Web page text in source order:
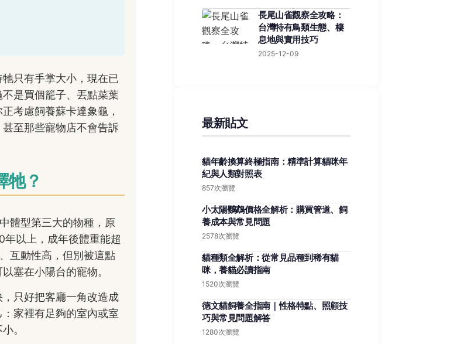
只有手掌大小，現在已
是買個籠子、丟點菜葉
考慮飼養蘇卡達象龜，
至那些寵物店不會告訴
牠？
體型第三大的物種，原
以上，成年後體重能超
互動性高，但別被這點
塞在小陽台的寵物。
只好把客廳一角改造成
家裡有足夠的室內或室
。
長尾山雀觀察全攻略：
台灣特有鳥類生態、棲
息地與實用技巧
2025-12-09
最新貼文
貓年齡換算終極指南：精準計算貓咪年
紀與人類對照表
857次瀏覽
小太陽鸚鵡價格全解析：購買管道、飼
養成本與常見問題
2578次瀏覽
貓種類全解析：從常見品種到稀有貓
咪，養貓必讀指南
1520次瀏覽
德文貓飼養全指南｜性格特點、照顧技
巧與常見問題解答
1280次瀏覽